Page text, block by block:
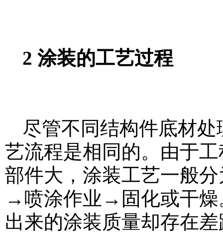
2 涂装的工艺过程
尽管不同结构件底材
艺流程是相同的。由于
部件大，涂装工艺一般
→喷涂作业→固化或干燥
出来的涂装质量却存在